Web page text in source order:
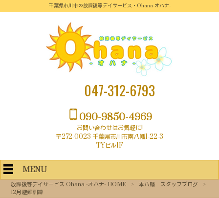
千葉県市川市の放課後等デイサービス・Ohana-オハナ-
047-312-6793
090-9850-4969
お問い合わせはお気軽に!
〒272-0023 千葉県市川市南八幡1-22-3
TYビル1F
MENU
放課後等デイサービス Ohana -オハナ- HOME > 本八幡 スタッフブログ
>
12月避難訓練